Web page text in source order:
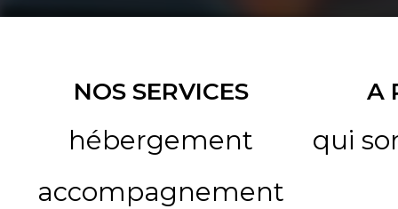
NOS SERVICES
hébergement
accompagnement
A
qui